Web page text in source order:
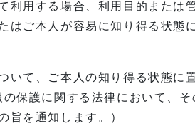
利用する場合、利用目的また
ご本人が容易に知り得る状態
て、ご本人の知り得る状態に
の保護に関する法律において、
旨を通知します。）